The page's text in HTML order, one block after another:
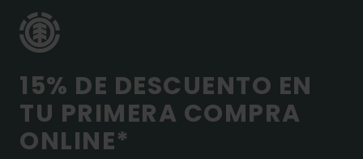
15% DE DESCUENTO EN
TU PRIMERA COMPRA
ONLINE*